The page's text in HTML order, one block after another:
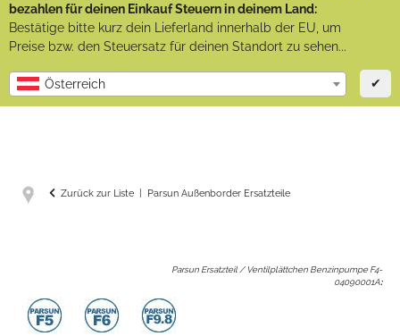
bezahlen für deinen Einkauf Steuern in deinem Land:
Bestätige bitte kurz dein Lieferland innerhalb der EU, um
Preise bzw. den Steuersatz für deinen Standort zu sehen...
Österreich ✔
Zurück zur Liste Parsun Außenborder Ersatzteile
Parsun Ersatzteil / Ventilplättchen Benzinpumpe F4-
04090001A: